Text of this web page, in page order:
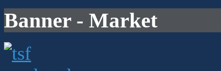
Banner - Market